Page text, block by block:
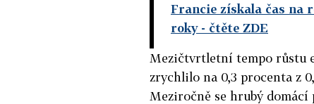
Francie získala čas na
roky- čtěte ZDE
Mezičtvrtletní tempo růstu
zrychlilo na 0,3 procenta z
Meziročně se hrubý